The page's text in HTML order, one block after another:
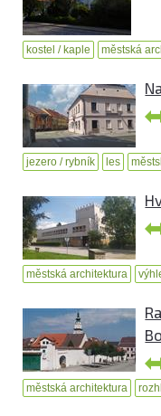
kostel / kaple městská
jezero / rybník les
městská architektura
městská architektura